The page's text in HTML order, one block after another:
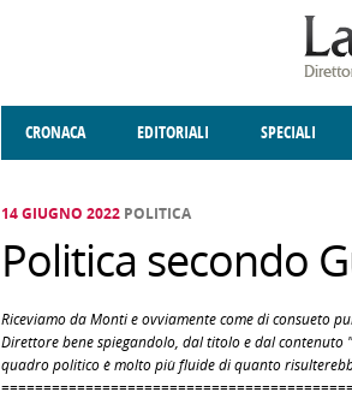
CRONACA EDITORIALI SPECIALI
14 GIUGNO 2022 POLITICA
Politica secondo
Riceviamo da Monti e ovviamente come di
Direttore bene spiegandolo, dal titolo e dal contenuto
quadro politico è molto più fluide di quanto